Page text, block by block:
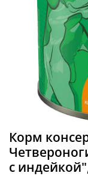
Корм
с